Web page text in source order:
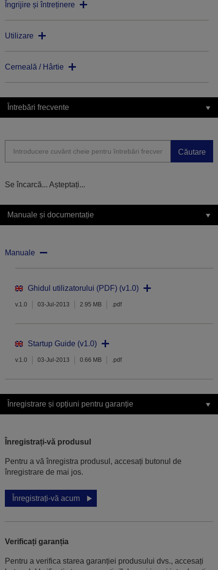
Îngrijire și întreținere
Utilizare
Cerneală / Hârtie
Întrebări frecvente
Căutare
Se încarcă... Așteptați...
Manuale și documentație
Manuale
Ghidul utilizatorului (PDF) (v1.0)
v.1.0 03-Jul-2013 2.95 MB .pdf
Startup Guide (v1.0)
v.1.0 03-Jul-2013 0.66 MB .pdf
Înregistrare și opțiuni pentru garanție
Înregistrați-vă produsul
Pentru a vă înregistra produsul, accesați butonul de
înregistrare de mai jos.
Înregistrați-vă acum
Verificați garanția
Pentru a verifica starea garanției produsului dvs., accesați